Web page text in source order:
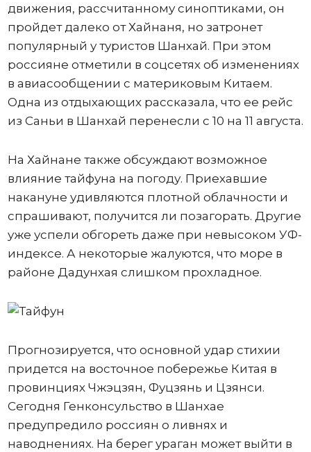
движения, рассчитанному синоптиками, он
пройдет далеко от Хайнаня, но затронет
популярный у туристов Шанхай. При этом
россияне отметили в соцсетях об изменениях
в авиасообщении с материковым Китаем.
Одна из отдыхающих рассказала, что ее рейс
из Саньи в Шанхай перенесли с 10 на 11 августа.
На Хайнане также обсуждают возможное
влияние тайфуна на погоду. Приехавшие
накануне удивляются плотной облачности и
спрашивают, получится ли позагорать. Другие
уже успели обгореть даже при невысоком УФ-
индексе. А некоторые жалуются, что море в
районе Дадунхая слишком прохладное.
Прогнозируется, что основной удар стихии
придется на восточное побережье Китая в
провинциях Чжэцзян, Фуцзянь и Цзянси.
Сегодня Генконсульство в Шанхае
предупредило россиян о ливнях и
наводнениях. На берег ураган может выйти в